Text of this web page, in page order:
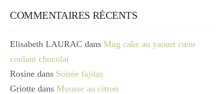
COMMENTAIRES RÉCENTS
Elisabeth LAURAC dans Mug cake au yaourt cœur
coulant chocolat
Rosine dans Soirée fajitas
Griotte dans Mousse au citron